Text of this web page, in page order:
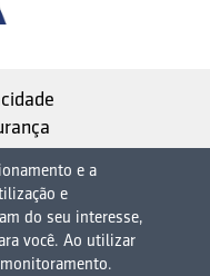
uma empresa do
0001-75
e a
e
do seu interesse,
você. Ao utilizar